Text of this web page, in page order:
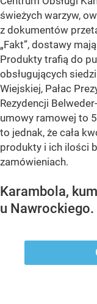
świeżych warzyw,
z dokumentów
„Fakt”, dostawy
Produkty trafią do
obsługujących
Wiejskiej, Pałac
Rezydencji
umowy ramowej to
to jednak, że cała
produkty i ich ilości
zamówieniach.
Karambola,
u